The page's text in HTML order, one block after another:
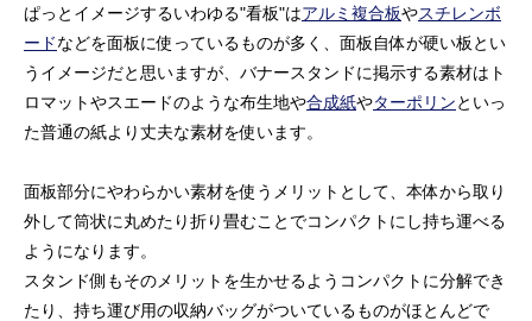
ぱっとイメージするいわゆる"看板"はアルミ複合板やスチレンボ
ードなどを面板に使っているものが多く、面板自体が硬い板とい
うイメージだと思いますが、バナースタンドに掲示する素材はト
ロマットやスエードのような布生地や合成紙やターポリンといっ
た普通の紙より丈夫な素材を使います。
面板部分にやわらかい素材を使うメリットとして、本体から取り
外して筒状に丸めたり折り畳むことでコンパクトにし持ち運べる
ようになります。
スタンド側もそのメリットを生かせるようコンパクトに分解でき
たり、持ち運び用の収納バッグがついているものがほとんどで